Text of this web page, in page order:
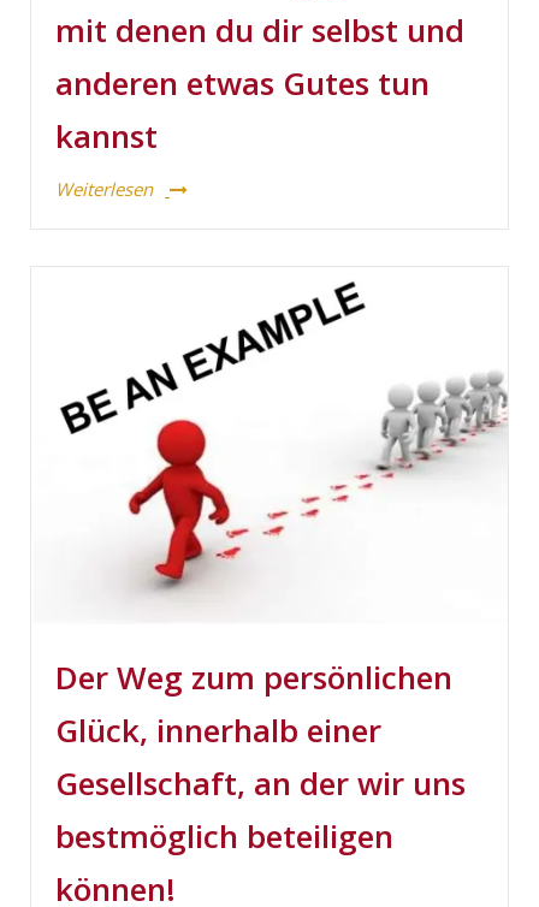
mit denen du dir selbst und
anderen etwas Gutes tun
kannst
Weiterlesen
Der Weg zum persönlichen
Glück, innerhalb einer
Gesellschaft, an der wir uns
bestmöglich beteiligen
können!